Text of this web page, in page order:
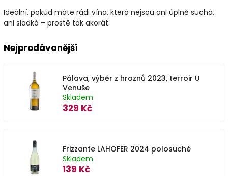
Ideální, pokud máte rádi vína, která nejsou ani úplně suchá,
ani sladká – prostě tak akorát.
Nejprodávanější
Pálava, výběr z hroznů 2023, terroir U
Venuše
Skladem
329 Kč
Frizzante LAHOFER 2024 polosuché
Skladem
139 Kč